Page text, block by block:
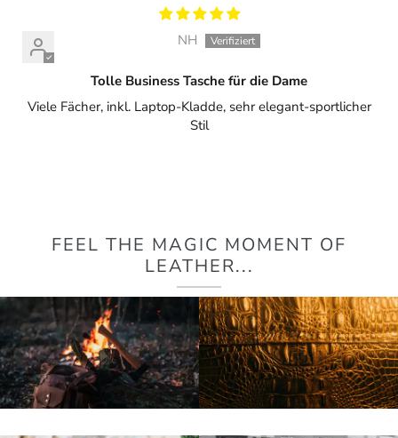
NH
Tolle Business Tasche für die Dame
Viele Fächer, inkl. Laptop-Kladde, sehr elegant-sportlicher
Stil
FEEL THE MAGIC MOMENT OF
LEATHER...